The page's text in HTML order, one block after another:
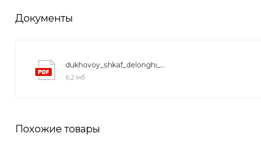
Документы
dukhovoy_shkaf_delonghi_cgbg_4_instruction
6,2 мб
Похожие товары